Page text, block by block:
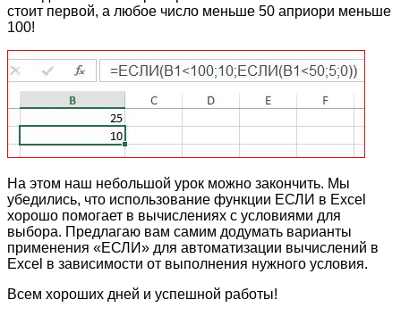
стоит первой, а любое число меньше 50 априори меньше
100!
На этом наш небольшой урок можно закончить. Мы
убедились, что использование функции ЕСЛИ в Excel
хорошо помогает в вычислениях с условиями для
выбора. Предлагаю вам самим додумать варианты
применения «ЕСЛИ» для автоматизации вычислений в
Excel в зависимости от выполнения нужного условия.
Всем хороших дней и успешной работы!